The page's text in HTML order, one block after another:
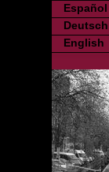
Español
Deutsch
English